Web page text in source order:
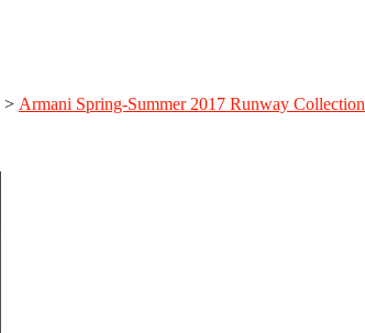
> Armani Spring-Summer 2017 Runway Collection